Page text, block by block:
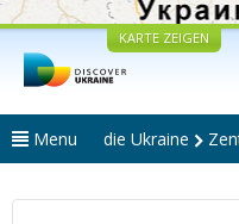
KARTE ZEIGEN
Menu die Ukraine